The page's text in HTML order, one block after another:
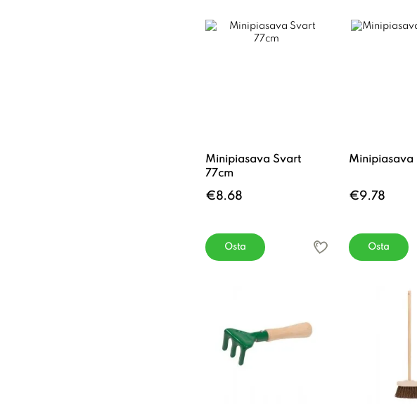
Minipiasava Svart
77cm
€8.68
Osta
Minipiasava
€9.78
Osta